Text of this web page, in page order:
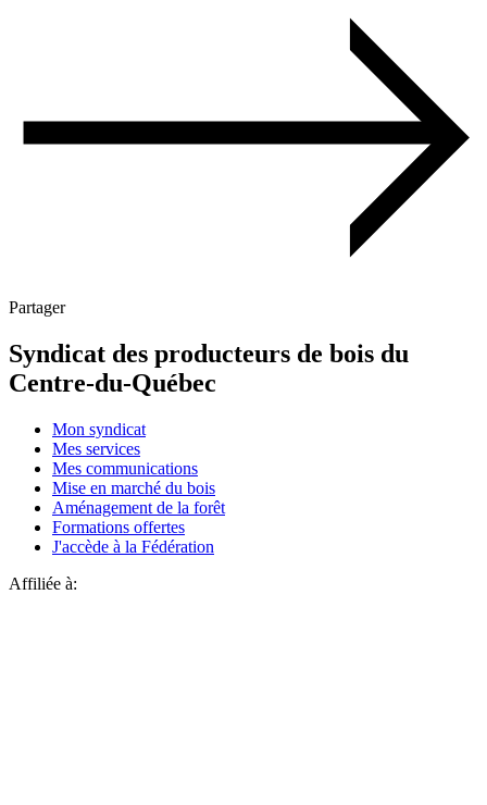
Partager
Syndicat des producteurs de bois du
Centre-du-Québec
Mon syndicat
Mes services
Mes communications
Mise en marché du bois
Aménagement de la forêt
Formations offertes
J'accède à la Fédération
Affiliée à: